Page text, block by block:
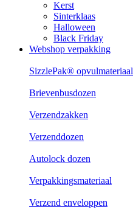
Kerst
Sinterklaas
Halloween
Black Friday
Webshop verpakking
SizzlePak® opvulmateriaal
Brievenbusdozen
Verzendzakken
Verzenddozen
Autolock dozen
Verpakkingsmateriaal
Verzend enveloppen